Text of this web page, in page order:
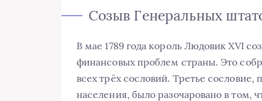
Созыв Генеральных
В мае 1789 года король Людовик XVI
финансовых проблем страны. Это
всех трёх сословий. Третье
населения, было разочаровано в том,